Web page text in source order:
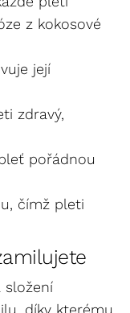
z kokosové
její
zdravý,
pořádnou
čímž pleti
složení
díky kterému